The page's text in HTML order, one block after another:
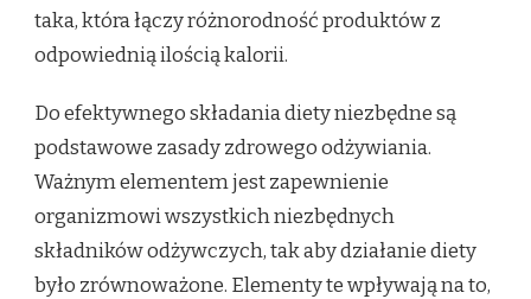
taka, która łączy różnorodność produktów z
odpowiednią ilością kalorii.
Do efektywnego składania diety niezbędne są
podstawowe zasady zdrowego odżywiania.
Ważnym elementem jest zapewnienie
organizmowi wszystkich niezbędnych
składników odżywczych, tak aby działanie diety
było zrównoważone. Elementy te wpływają na to,